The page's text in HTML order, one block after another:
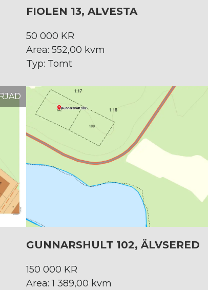
FIOLEN 13, ALVESTA
50 000 KR
Area: 552,00 kvm
Typ: Tomt
GUNNARSHULT 102, ÄLVSERED
150 000 KR
Area: 1 389,00 kvm